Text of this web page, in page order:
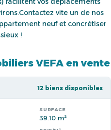
vite un de nos
neuf et concrétiser
!
VEFA en vente
12 biens disponibles
39.10 m²